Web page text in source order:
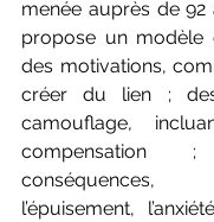
menée auprès de 92
propose un modèle
des motivations,
créer du lien ;
camouflage,
l’épuisement,